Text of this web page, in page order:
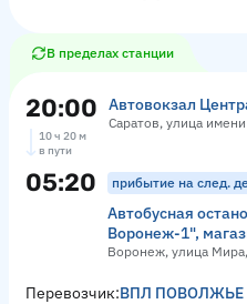
В пределах станции
20:00 Автовокзал
Саратов, улица
10 ч 20 м
в пути
05:20 прибытие на след.
Автобусная
Воронеж-1",
Воронеж, улица
Перевозчик:ВПЛ ПОВОЛЖЬЕ